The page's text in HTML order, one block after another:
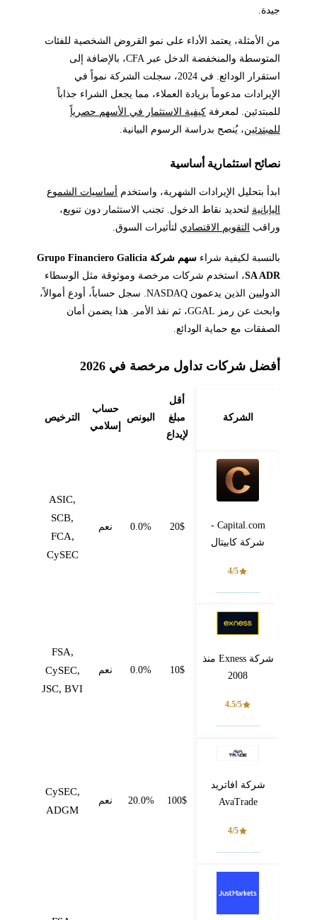
جيدة.
من الأمثلة، يعتمد الأداء على نمو القروض الشخصية للفئات
المتوسطة والمنخفضة الدخل عبر CFA، بالإضافة إلى
استقرار الودائع. في 2024، سجلت الشركة نمواً في
الإيرادات مدعوماً بزيادة العملاء، مما يجعل الشراء جذاباً
للمبتدئين. لمعرفة كيفية الاستثمار في الأسهم حصرياً
للمبتدئين، يُنصح بدراسة الرسوم البيانية.
نصائح استثمارية أساسية
ابدأ بتحليل الإيرادات الشهرية، واستخدم أساسيات الشموع
اليابانيةلتحديد نقاط الدخول. تجنب الاستثمار دون تنويع،
وراقب التقويم الاقتصاديلتأثيرات السوق.
بالنسبة لكيفية شراء
سهم شركة Grupo Financiero Galicia
SA ADR، استخدم شركات مرخصة وموثوقة مثل الوسطاء
الدوليين الذين يدعمون NASDAQ. سجل حساباً، أودع أموالاً،
وابحث عن رمز GGAL، ثم نفذ الأمر. هذا يضمن أمان
الصفقات مع حماية الودائع.
أفضل شركات تداول مرخصة في 2026
الشركة
أقل
مبلغ
لإيداع
البونص
حساب
إسلامي
الترخيص
Capital.com -
شركة كابيتال
4/5
20$
0.0% نعم
ASIC,
SCB,
FCA,
CySEC
شركة Exness منذ
2008
4.5/5
10$
0.0% نعم
FSA,
CySEC,
JSC, BVI
شركة افاتريد
AvaTrade
4/5
100$
20.0% نعم
CySEC,
ADGM